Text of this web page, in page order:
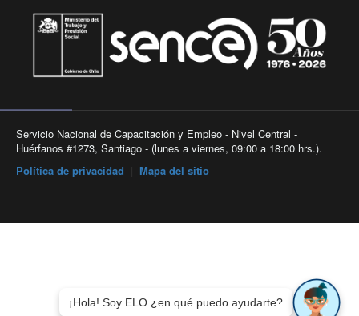
Servicio Nacional de Capacitación y Empleo - Nivel Central -
Huérfanos #1273, Santiago - (lunes a viernes, 09:00 a 18:00 hrs.).
Política de privacidad
Mapa del sitio
¡Hola! Soy ELO ¿en qué puedo ayudarte?